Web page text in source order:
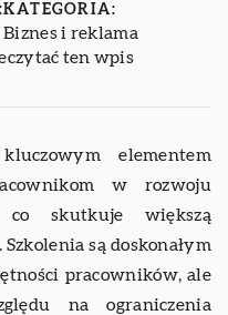
KATEGORIA:
Biznes i reklama
ten wpis
elementem
w rozwoju
co skutkuje większą
są doskonałym
pracowników, ale
na ograniczenia